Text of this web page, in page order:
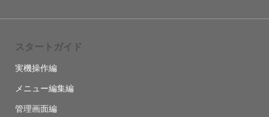
スタートガイド
実機操作編
メニュー編集編
管理画面編